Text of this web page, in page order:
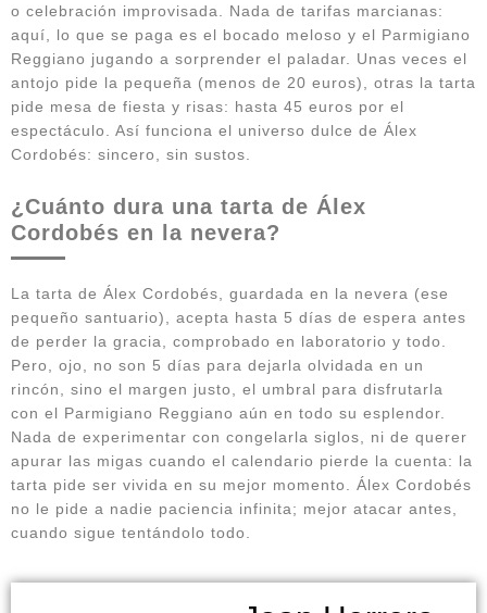
o celebración improvisada. Nada de tarifas marcianas:
aquí, lo que se paga es el bocado meloso y el Parmigiano
Reggiano jugando a sorprender el paladar. Unas veces el
antojo pide la pequeña (menos de 20 euros), otras la tarta
pide mesa de fiesta y risas: hasta 45 euros por el
espectáculo. Así funciona el universo dulce de Álex
Cordobés: sincero, sin sustos.
¿Cuánto dura una tarta de Álex
Cordobés en la nevera?
La tarta de Álex Cordobés, guardada en la nevera (ese
pequeño santuario), acepta hasta 5 días de espera antes
de perder la gracia, comprobado en laboratorio y todo.
Pero, ojo, no son 5 días para dejarla olvidada en un
rincón, sino el margen justo, el umbral para disfrutarla
con el Parmigiano Reggiano aún en todo su esplendor.
Nada de experimentar con congelarla siglos, ni de querer
apurar las migas cuando el calendario pierde la cuenta: la
tarta pide ser vivida en su mejor momento. Álex Cordobés
no le pide a nadie paciencia infinita; mejor atacar antes,
cuando sigue tentándolo todo.